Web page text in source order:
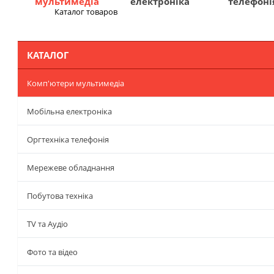
Каталог товаров
КАТАЛОГ
Комп'ютери мультимедіа
Мобільна електроніка
Оргтехніка телефонія
Мережеве обладнання
Побутова техніка
TV та Аудіо
Фото та відео